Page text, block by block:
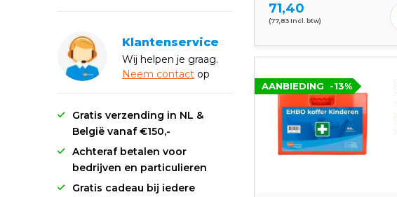
71,40
(77,83 Incl. btw)
-13%
AANBIEDING
Klantenservice
Wij helpen je graag.
Neem contact op
Gratis verzending in NL &
België vanaf €150,-
Achteraf betalen voor
bedrijven en particulieren
Gratis cadeau bij iedere